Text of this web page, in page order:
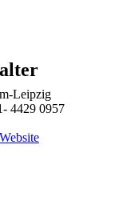
Leipzig
4429 0957